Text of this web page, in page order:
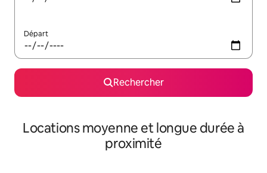
Départ
Rechercher
Locations moyenne et longue durée à
proximité